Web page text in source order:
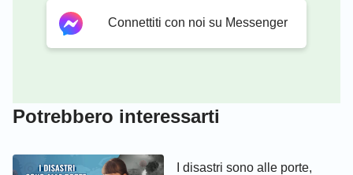
Connettiti con noi su Messenger
Potrebbero interessarti
I disastri sono alle porte,